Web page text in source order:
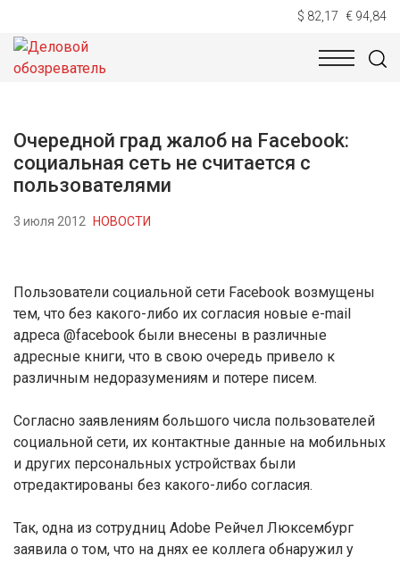
$ 82,17 € 94,84
НОВОСТИ
Очередной град жалоб на Facebook:
социальная сеть не считается с
пользователями
3 июля 2012 НОВОСТИ
Пользователи социальной сети Facebook возмущены
тем, что без какого-либо их согласия новые е-mail
адреса @facebook были внесены в различные
адресные книги, что в свою очередь привело к
различным недоразумениям и потере писем.
Согласно заявлениям большого числа пользователей
социальной сети, их контактные данные на мобильных
и других персональных устройствах были
отредактированы без какого-либо согласия.
Так, одна из сотрудниц Adobe Рейчел Люксембург
заявила о том, что на днях ее коллега обнаружил у